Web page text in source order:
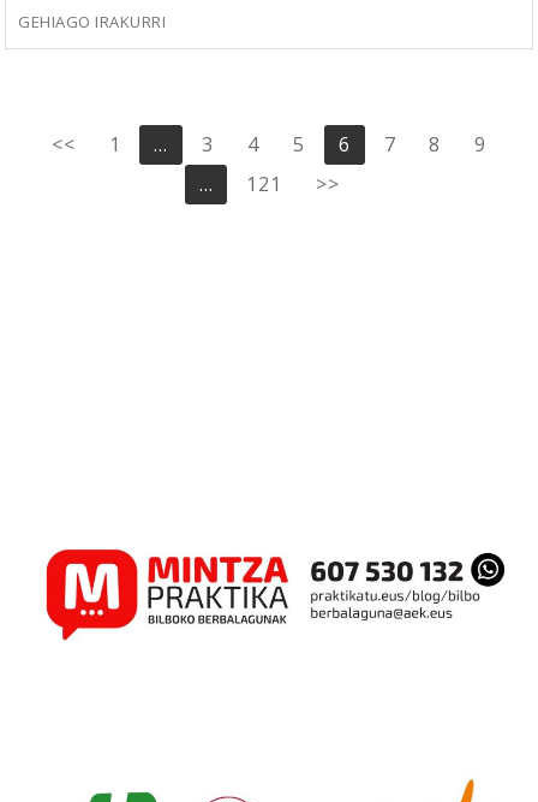
GEHIAGO IRAKURRI
Posts
pagination
<< 1 … 3 4 5 6 7 8
9
…
121 >>